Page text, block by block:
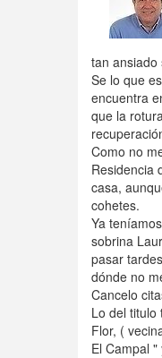
tan ansiado
Se lo que
encuentra
que la
Como no
Residencia
casa,
cohetes.
Ya
sobrina
pasar
dónde no
Cancelo
Lo del titulo
Flor, (
El Campal